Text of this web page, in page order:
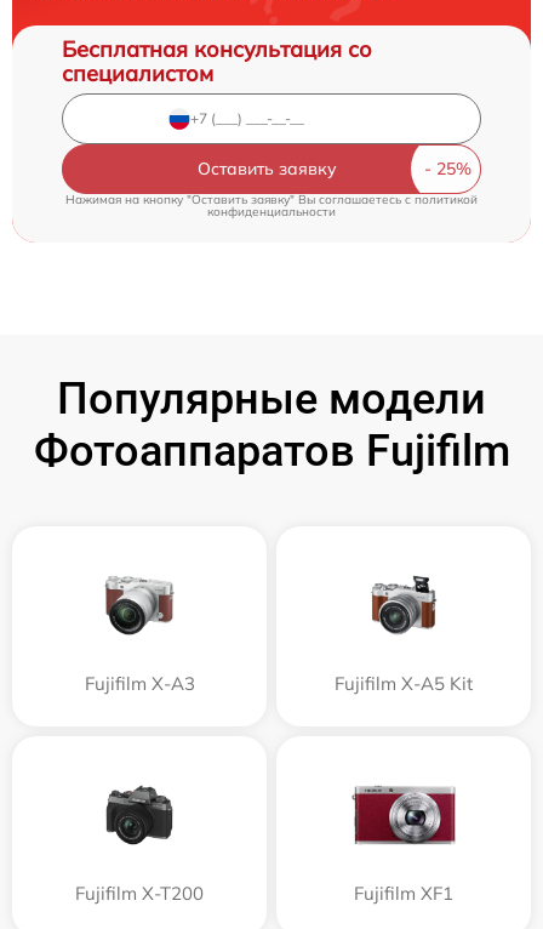
Бесплатная консультация со
специалистом
Оставить заявку
Нажимая на кнопку "Оставить заявку" Вы соглашаетесь cполитикой
конфиденциальности
Популярные модели
Фотоаппаратов Fujifilm
Fujifilm X-A3 Fujifilm X-A5 Kit
Fujifilm X-T200 Fujifilm XF1